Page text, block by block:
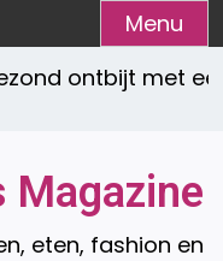
Menu
ontbijt met
Magazine
eten, fashion en